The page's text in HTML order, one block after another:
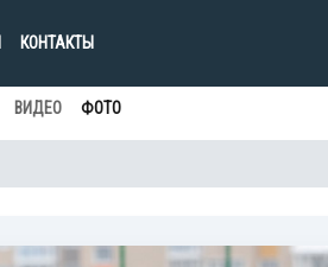
КОНТАКТЫ
ВИДЕО ФОТО